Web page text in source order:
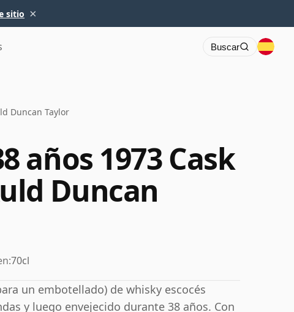
sitio ×
Buscar
Duncan Taylor
años 1973 Cask
Duncan
70cl
un embotellado) de whisky escocés
y luego envejecido durante 38 años. Con